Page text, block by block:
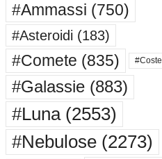
#Ammassi (750)
#Asteroidi (183)
#Comete (835)
#Galassie(883)
#Luna(2553)
#Nebulose(2273)